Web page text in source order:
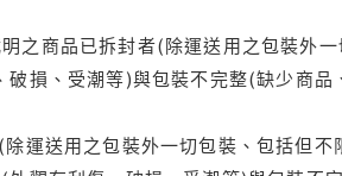
之商品已拆封者(除運送用之包裝外
損、受潮等)與包裝不完整(缺少商品
運送用之包裝外一切包裝、包括但不